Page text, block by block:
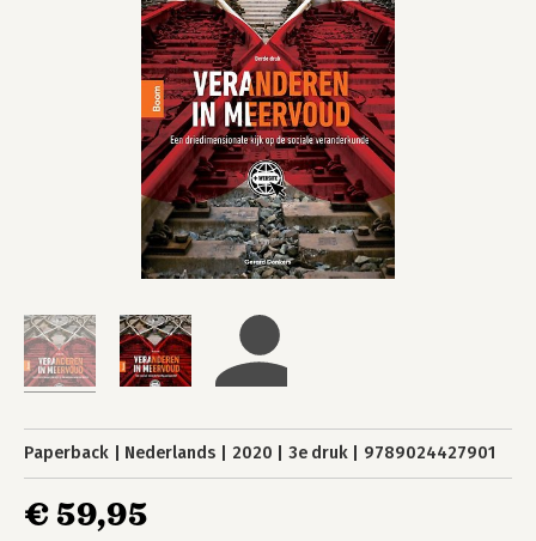
Paperback Nederlands 2020 3e druk 9789024427901
€ 59,95